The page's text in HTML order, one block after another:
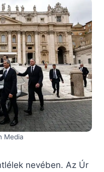
Media
nevében. Az Úr